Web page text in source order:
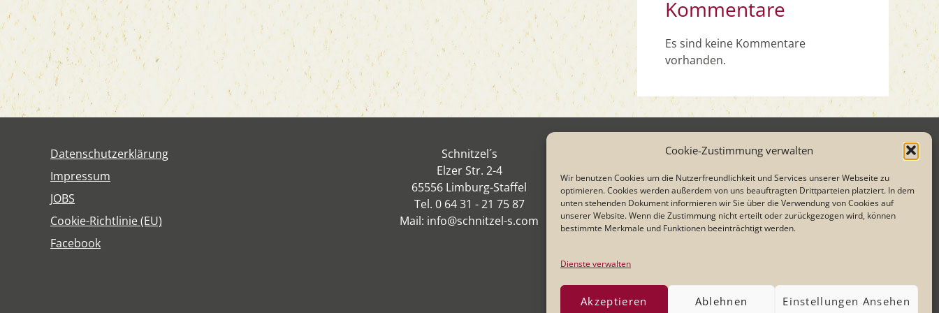
Cookie-Zustimmung verwalten
Wir benutzen Cookies um die Nutzerfreundlichkeit und Services unserer Webseite zu
optimieren. Cookies werden außerdem von uns beauftragten Drittparteien platziert. In dem
unten stehenden Dokument informieren wir Sie über die Verwendung von Cookies auf
unserer Website. Wenn die Zustimmung nicht erteilt oder zurückgezogen wird, können
bestimmte Merkmale und Funktionen beeinträchtigt werden.
Dienste verwalten
Akzeptieren Ablehnen Einstellungen Ansehen
Kommentare
Es sind keine Kommentare
vorhanden.
Daten­schutz­er­klä­rung
Impres­sum
JOBS
Coo­kie-Rich­t­­li­­nie (EU)
Face­book
Schnitzel´s
Elzer Str. 2-4
65556 Limburg-Staffel
Tel. 0 64 31 - 21 75 87
Mail: info@schnitzel-s.com
Öffnungszeiten
17:00 - 23:00 Uhr
Sonntag:
11:30 - 14:00 und 17:00 -22:00 Uhr